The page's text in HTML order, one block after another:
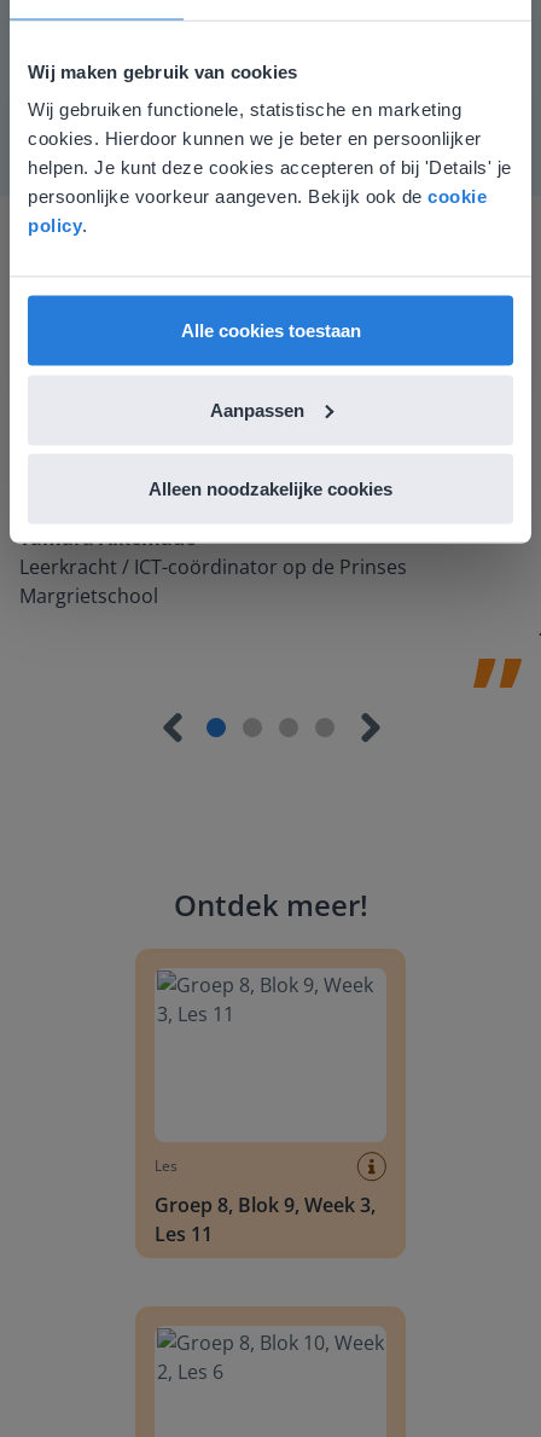
Wij maken gebruik van cookies
Wij gebruiken functionele, statistische en marketing
cookies. Hierdoor kunnen we je beter en persoonlijker
helpen. Je kunt deze cookies accepteren of bij 'Details' je
persoonlijke voorkeur aangeven. Bekijk ook de cookie
policy.
Alle cookies toestaan
Aanpassen
Alleen noodzakelijke cookies
goed snappen, kun je in plaats van ronde getallen ook
387.
groot pluspunt van Gynzy. Datzelfde geldt voor het
informatievoorziening via de website. Ik kan niets ter
Tamara Alkemade
Leerkracht / ICT-coördinator op de Prinses
Margrietschool
Ontdek meer!
Les
Groep 8, Blok 9, Week 3,
Les 11
Deze website komt niet
overeen met je locatie
Gezien je locatie, denken we dat je misschien
liever naar de website voor English gaat. Hier
English
Nederland